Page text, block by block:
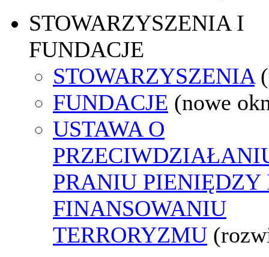
STOWARZYSZENIA I
FUNDACJE
STOWARZYSZENIA
FUNDACJE (nowe
USTAWA O
PRANIU PIENIĘDZY
FINANSOWANIU
TERRORYZMU